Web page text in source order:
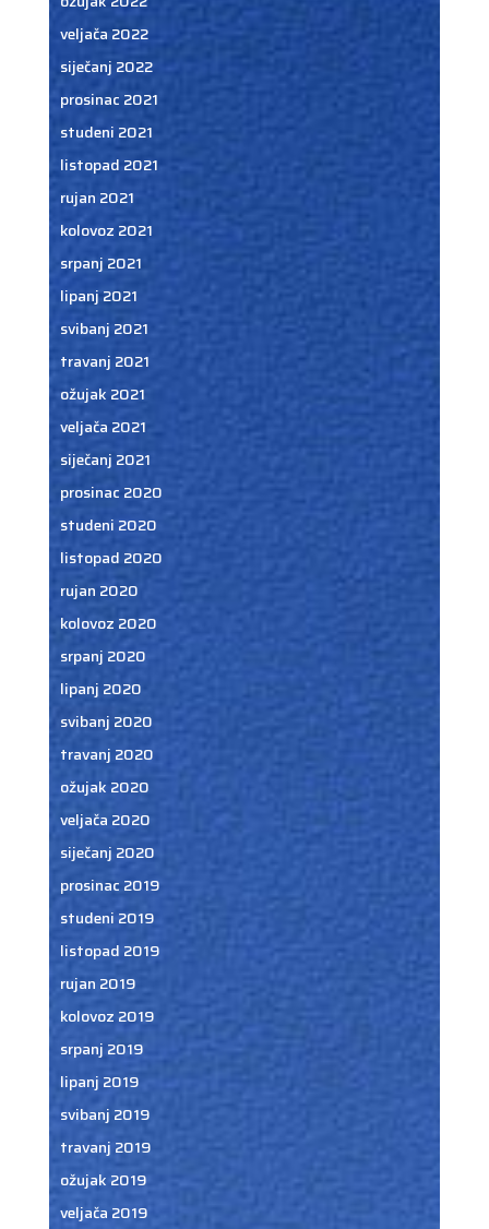
veljača 2022
siječanj 2022
prosinac 2021
studeni 2021
listopad 2021
rujan 2021
kolovoz 2021
srpanj 2021
lipanj 2021
svibanj 2021
travanj 2021
ožujak 2021
veljača 2021
siječanj 2021
prosinac 2020
studeni 2020
listopad 2020
rujan 2020
kolovoz 2020
srpanj 2020
lipanj 2020
svibanj 2020
travanj 2020
ožujak 2020
veljača 2020
siječanj 2020
prosinac 2019
studeni 2019
listopad 2019
rujan 2019
kolovoz 2019
srpanj 2019
lipanj 2019
svibanj 2019
travanj 2019
ožujak 2019
veljača 2019